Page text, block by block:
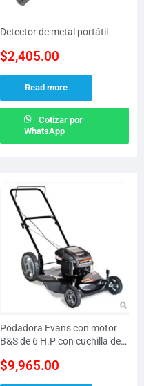
Detector de metal portátil
$2,405.00
Read more
Cotizar por
WhatsApp
Podadora Evans con motor
B&S de 6 H.P con cuchilla de
$9,965.00